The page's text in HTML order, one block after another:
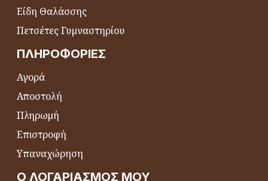
Είδη Θαλάσσης
Πετσέτες Γυμναστηρίου
ΠΛΗΡΟΦΟΡΊΕΣ
Αγορά
Αποστολή
Πληρωμή
Επιστροφή
Υπαναχώρηση
Ο ΛΟΓΑΡΙΑΣΜΌΣ ΜΟΥ